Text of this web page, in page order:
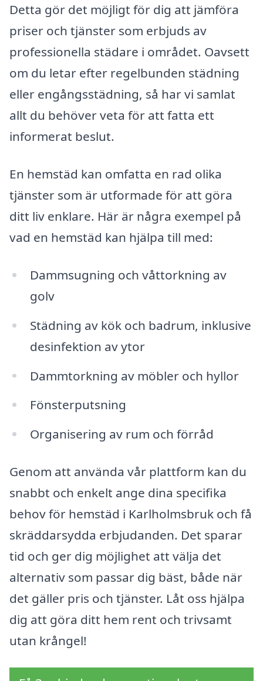
Detta gör det möjligt för dig att jämföra
priser och tjänster som erbjuds av
professionella städare i området. Oavsett
om du letar efter regelbunden städning
eller engångsstädning, så har vi samlat
allt du behöver veta för att fatta ett
informerat beslut.
En hemstäd kan omfatta en rad olika
tjänster som är utformade för att göra
ditt liv enklare. Här är några exempel på
vad en hemstäd kan hjälpa till med:
Dammsugning och våttorkning av
golv
Städning av kök och badrum, inklusive
desinfektion av ytor
Dammtorkning av möbler och hyllor
Fönsterputsning
Organisering av rum och förråd
Genom att använda vår plattform kan du
snabbt och enkelt ange dina specifika
behov för hemstäd i Karlholmsbruk och få
skräddarsydda erbjudanden. Det sparar
tid och ger dig möjlighet att välja det
alternativ som passar dig bäst, både när
det gäller pris och tjänster. Låt oss hjälpa
dig att göra ditt hem rent och trivsamt
utan krångel!